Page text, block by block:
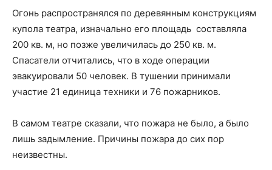
Огонь распространялся по деревянным конструкциям
купола театра, изначально его площадь составляла
200 кв. м, но позже увеличилась до 250 кв. м.
Спасатели отчитались, что в ходе операции
эвакуировали 50 человек. В тушении принимали
участие 21 единица техники и 76 пожарников.
В самом театре сказали, что пожара не было, а было
лишь задымление. Причины пожара до сих пор
неизвестны.